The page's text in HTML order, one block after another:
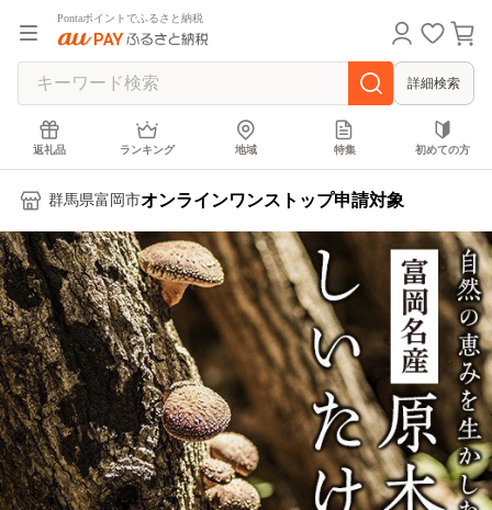
Pontaポイントでふるさと納税
詳細検索
返礼品 ランキング 地域 特集 初めての方
群馬県富岡市オンラインワンストップ申請対象